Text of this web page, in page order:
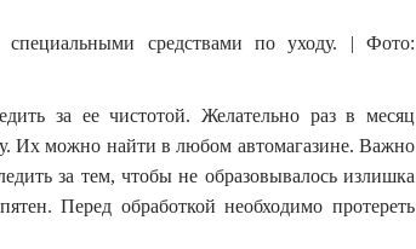
средствами по уходу. | Фото:
за ее чистотой. Желательно раз в месяц
Их можно найти в любом автомагазине. Важно
за тем, чтобы не образовывалось излишка
Перед обработкой необходимо протереть